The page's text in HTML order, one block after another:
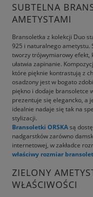
SUBTELNA
AMETYSTAMI
Bransoletka z kolekcji Duo
925 i naturalnego ametystu.
tworzy trójwymiarowy efekt,
ułatwia zapinanie.
które pięknie kontrastują z
osadzony jest w bogato
piękno i dodaje bransoletce
prezentuje się elegancko, a
idealnie nadaje się tak na
stylizacji.
Bransoletki ORSKAsą
nadgarstków zarówno
internetowej, w zakładce
właściwy rozmiar
ZIELONY
WŁAŚCIWOŚCI